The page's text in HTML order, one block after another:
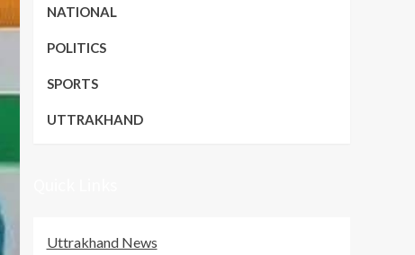
NATIONAL
POLITICS
SPORTS
UTTRAKHAND
Uttrakhand News